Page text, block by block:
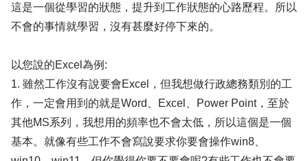
這是一個從學習的狀態，提升到工作狀態的心路歷程。所以
不會的事情就學習，沒有甚麼好停下來的。
以您說的Excel為例:
1. 雖然工作沒有說要會Excel，但我想做行政總務類別的工
作，一定會用到的就是Word、Excel、Power Point，至於
其他MS系列，我想用的頻率也不會太低，所以這個是一個
基本。就像有些工作不會寫說要求你要會操作win8、